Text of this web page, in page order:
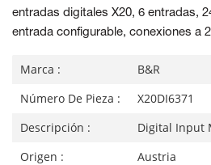
entradas digitales X20, 6 entradas,
entrada configurable, conexiones a
Marca :
B&R
Número De Pieza :
X20DI6371
Descripción :
Digital Input
Origen :
Austria